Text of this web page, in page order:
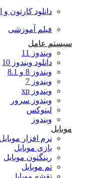
دانلود کارتون و
فیلم آموزشی
سیستم عامل
ویندوز 11
دانلود ویندوز 10
ویندوز 8 و 8.1
ویندوز 7
ویندوز xp
ویندوز سرور
لینوکس
ویندوز
موبایل
نرم افزار موبایل
بازی موبایل
رینگتون موبایل
تم موبایل
نقشه موبایل